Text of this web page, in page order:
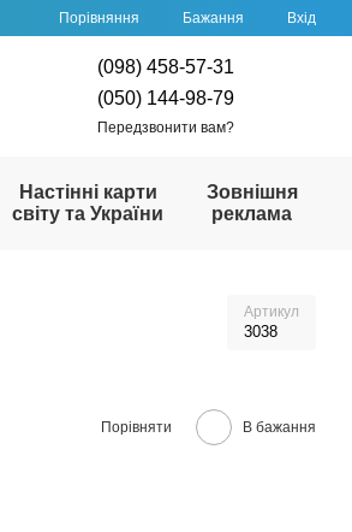
Порівняння Бажання Вхід
(098) 458-57-31
(050) 144-98-79
Передзвонити вам?
Настінні карти
світу та України
Зовнішня
реклама
Артикул
3038
Порівняти В бажання